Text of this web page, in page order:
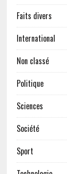
Faits divers
International
Non classé
Politique
Sciences
Société
Sport